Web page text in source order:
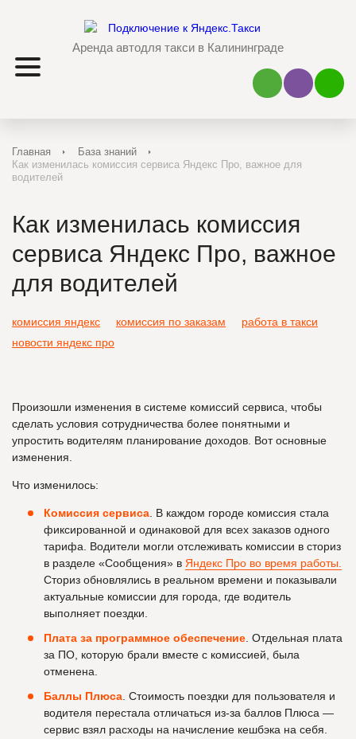
Аренда автодля такси в Калининграде
Наш ViberНаш
Главная
База знаний
Как изменилась комиссия сервиса Яндекс Про, важное для
водителей
Как изменилась комиссия
сервиса Яндекс Про, важное
для водителей
комиссия яндекс комиссия по заказам
работа в такси
новости яндекс про
Произошли изменения в системе комиссий сервиса, чтобы
сделать условия сотрудничества более понятными и
упростить водителям планирование доходов. Вот основные
изменения.
Что изменилось:
Комиссия сервиса . В каждом городе комиссия стала
фиксированной и одинаковой для всех заказов одного
тарифа. Водители могли отслеживать комиссии в сториз
в разделе «Сообщения» в Яндекс Про во время работы.
Сториз обновлялись в реальном времени и показывали
актуальные комиссии для города, где водитель
выполняет поездки.
Плата за программное обеспечение . Отдельная плата
за ПО, которую брали вместе с комиссией, была
отменена.
Баллы Плюса . Стоимость поездки для пользователя и
водителя перестала отличаться из-за баллов Плюса —
сервис взял расходы на начисление кешбэка на себя.